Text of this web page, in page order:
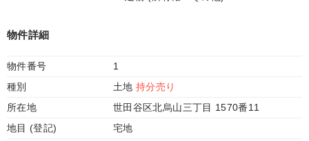
物件詳細
物件番号
1
種別
土地持分売り
所在地
世田谷区北烏山三丁目 1570番11
地目 (登記)
宅地